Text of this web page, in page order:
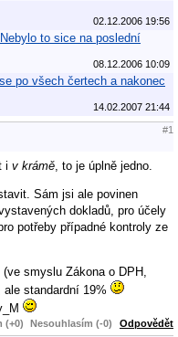
02.12.2006 19:56
to sice na poslední
08.12.2006 10:09
po všech čertech a nakonec
14.02.2007 21:44
#1
i v krámě , to je úplně jedno.
Sám jsi ale povinen
dokladů, pro účely
potřeby případné kontroly ze
smyslu Zákona o DPH,
standardní 19%
(+0) Nesouhlasím (-0) Odpovědět